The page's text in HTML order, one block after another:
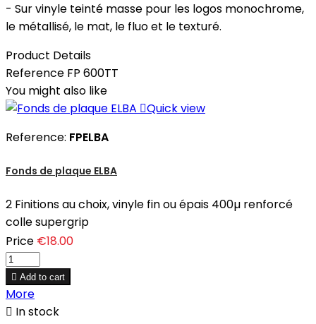
- Sur vinyle teinté masse pour les logos monochrome,
le métallisé, le mat, le fluo et le texturé.
Product Details
Reference FP 600TT
You might also like
Quick view
Reference: FPELBA
Fonds de plaque ELBA
2 Finitions au choix, vinyle fin ou épais 400µ renforcé
colle supergrip
Price €18.00
 Add to cart
More
 In stock